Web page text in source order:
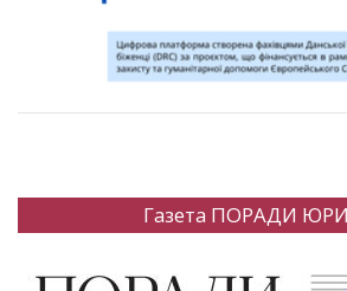
Газета ПОРАДИ